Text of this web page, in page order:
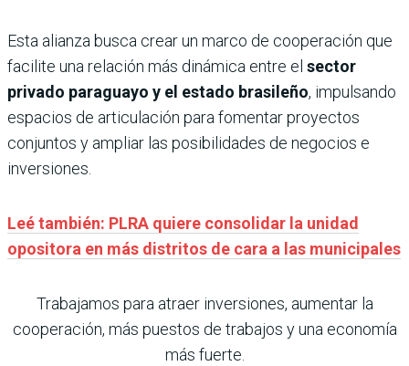
Esta alianza busca crear un marco de cooperación que
facilite una relación más dinámica entre el sector
privado paraguayo y el estado brasileño, impulsando
espacios de articulación para fomentar proyectos
conjuntos y ampliar las posibilidades de negocios e
inversiones.
Leé también: PLRA quiere consolidar la unidad
opositora en más distritos de cara a las municipales
Trabajamos para atraer inversiones, aumentar la
cooperación, más puestos de trabajos y una economía
más fuerte.